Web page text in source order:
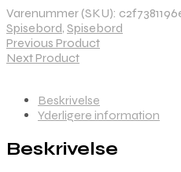
Varenummer (SKU):
Spisebord, Spisebord
Previous Product
Next Product
Beskrivelse
Yderligere information
Beskrivelse